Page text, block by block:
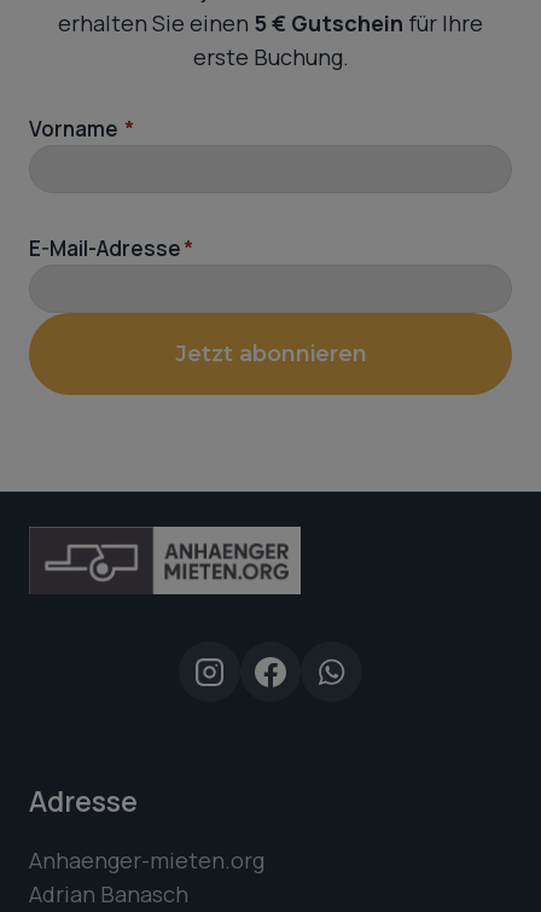
erhalten Sie einen 5 € Gutschein für Ihre
erste Buchung.
Vorname *
E-Mail-Adresse*
Jetzt abonnieren
Adresse
Anhaenger-mieten.org
Adrian Banasch